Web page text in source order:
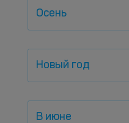
Осень
Новый год
В июне